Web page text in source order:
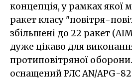
концепція, у рамках якої
ракет класу "повітря-
збільшені до 22 ракет
дуже цікаво для
протиповітряної
оснащений РЛС AN/APG-82